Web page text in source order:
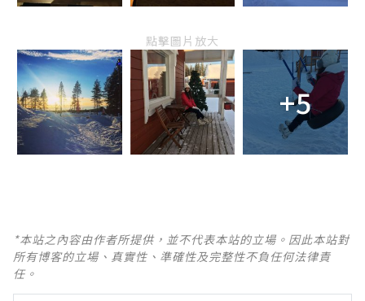
點擊圖片放大
+5
*本站之內容由作者所提供，並不代表本站的立場。因此本站對
所有博客的立場、真實性、準確性及完整性不負任何法律責
任。